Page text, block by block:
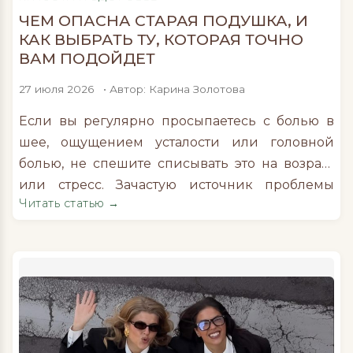
ЧЕМ ОПАСНА СТАРАЯ ПОДУШКА, И
КАК ВЫБРАТЬ ТУ, КОТОРАЯ ТОЧНО
ВАМ ПОДОЙДЕТ
27 июля 2026 • Автор: Карина Золотова
Если вы регулярно просыпаетесь с болью в
шее, ощущением усталости или головной
болью, не спешите списывать это на возраст
или стресс. Зачастую источник проблемы
оказывается буквально под головой. Со
аллергенов. В результате самочувствие
ухудшается, а истинная причина этого
остается незамеченной. Вместе с Антониной
Читать статью →